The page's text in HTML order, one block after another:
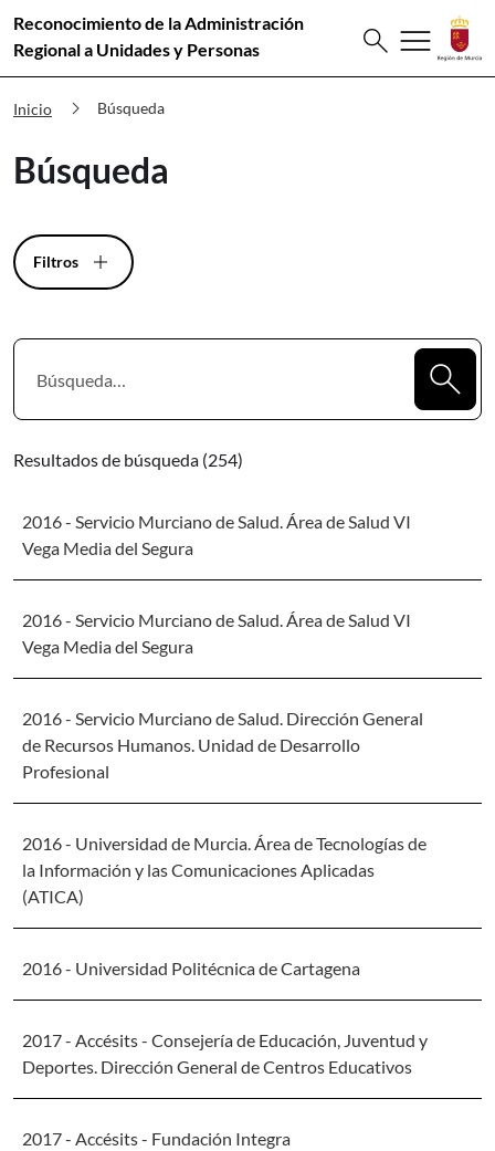
Premios Innovación Búsqueda
Reconocimiento de la Administración
Regional a Unidades y Personas
Buscar
search menu
Inicio chevron_right Búsqueda
Búsqueda
Filtros
Resultados de búsqueda (254)
2016 - Servicio Murciano de Salud. Área de Salud VI
Vega Media del Segura
2016 - Servicio Murciano de Salud. Área de Salud VI
Vega Media del Segura
2016 - Servicio Murciano de Salud. Dirección General
de Recursos Humanos. Unidad de Desarrollo
Profesional
2016 - Universidad de Murcia. Área de Tecnologías de
la Información y las Comunicaciones Aplicadas
(ATICA)
2016 - Universidad Politécnica de Cartagena
2017 - Accésits - Consejería de Educación, Juventud y
Deportes. Dirección General de Centros Educativos
2017 - Accésits - Fundación Integra